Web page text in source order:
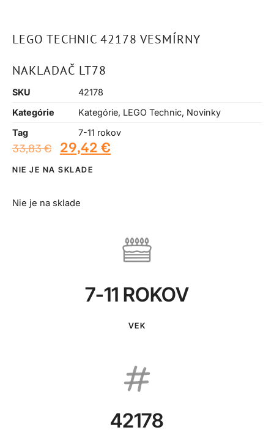
LEGO TECHNIC 42178 VESMÍRNY
NAKLADAČ LT78
SKU
42178
Kategórie
Kategórie, LEGO Technic, Novinky
Tag
7-11 rokov
33,83€ 29,42 €
NIE JE NA SKLADE
Nie je na sklade
7-11 ROKOV
VEK
42178